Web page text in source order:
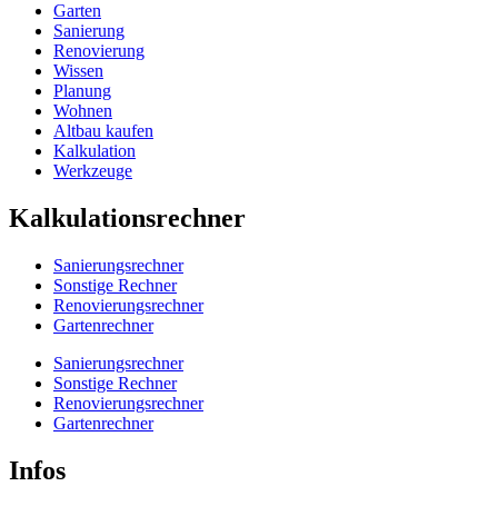
Garten
Sanierung
Renovierung
Wissen
Planung
Wohnen
Altbau kaufen
Kalkulation
Werkzeuge
Kalkulationsrechner
Sanierungsrechner
Sonstige Rechner
Renovierungsrechner
Gartenrechner
Sanierungsrechner
Sonstige Rechner
Renovierungsrechner
Gartenrechner
Infos